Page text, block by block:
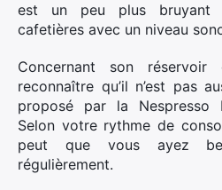
est un peu plus bruyant
cafetières avec un niveau
Concernant son
reconnaître qu’il n’est pas
proposé par la Nespresso
Selon votre rythme de
peut que vous ayez
régulièrement.